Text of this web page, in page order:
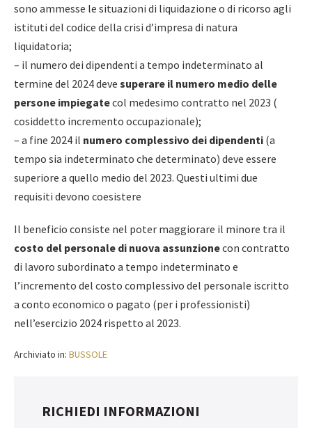
sono ammesse le situazioni di liquidazione o di ricorso agli
istituti del codice della crisi d’impresa di natura
liquidatoria;
– il numero dei dipendenti a tempo indeterminato al
termine del 2024 deve superare il numero medio delle
persone impiegatecol medesimo contratto nel 2023 (
cosiddetto incremento occupazionale);
– a fine 2024 il numero complessivo dei dipendenti (a
tempo sia indeterminato che determinato) deve essere
superiore a quello medio del 2023. Questi ultimi due
requisiti devono coesistere
Il beneficio consiste nel poter maggiorare il minore tra il
costo del personale di nuova assunzionecon contratto
di lavoro subordinato a tempo indeterminato e
l’incremento del costo complessivo del personale iscritto
a conto economico o pagato (per i professionisti)
nell’esercizio 2024 rispetto al 2023.
Archiviato in: BUSSOLE
RICHIEDI INFORMAZIONI